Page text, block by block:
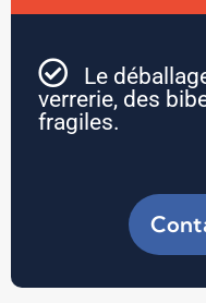
Le
verrerie, des
fragiles.